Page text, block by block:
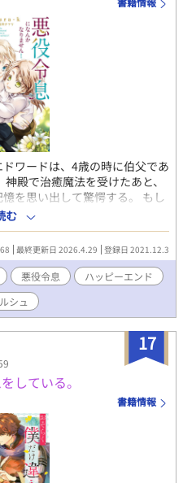
ワードは、4歳の時に伯父であ
殿で治癒魔法を受けたあと、
を思い出して驚愕する。 もし
分が読んでいた小説の世界で
束」と言わんばかりに、自分
でいけば義兄を殺して、自分
だがしかし！せっかく記憶が
ない！ だって僕は小説でも漫
ら！ あれ、でも待って、え？
大好き兄が、運命に立ち向か
るようにします。 2023.1 書
に本編は完結しましたが、
『悪役令息にならなかったの
』も本編は完結しましたが、
ます。
む
最終更新日 2026.4.29 登録日 2021.12.3
悪役令息
ハッピーエンド
シュ
17
している。
書籍情報